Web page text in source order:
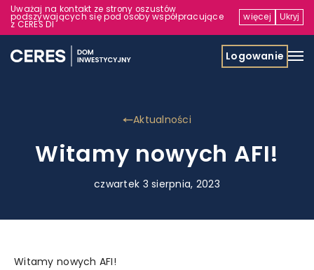
Uważaj na kontakt ze strony oszustów
podszywających się pod osoby współpracujące
z CERES DI
więcej Ukryj
Logowanie
Aktualności
Witamy nowych AFI!
czwartek 3 sierpnia, 2023
Witamy nowych AFI!